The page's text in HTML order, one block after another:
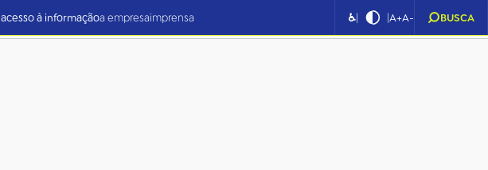
acesso à informaçãoa empresaimprensa ♿| |A+A- BUSCA